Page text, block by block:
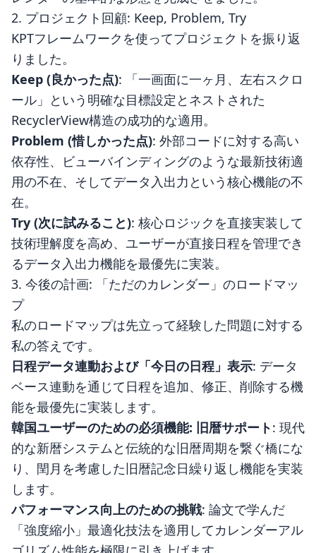
2. プロジェクト回顧: Keep, Problem, Try
KPTフレームワークを使ってプロジェクトを振り返
りました。
Keep (良かった点): 「一画面に一ヶ月、左右スクロ
ール」という明確な目標設定とネストされた
RecyclerView構造の成功的な適用。
Problem (惜しかった点): 外部コードに対する高い
依存性、ビューバインディングのような最新技術適
用の不在、そしてデータ入出力という核心機能の不
在。
Try (次に試みること): 核心ロジックを直接実装して
技術理解度を高め、ユーザーが直接日程を管理でき
るデータ入出力機能を最優先に実装。
3. 今後の計画: 「ただのカレンダー」のロードマッ
プ
私のロードマップは先立って経験した問題に対する
私の答えです。
日程データ連動および「今日の日程」表示: データ
ベース連動を通じて日程を追加、修正、削除する機
能を最優先に実装します。
韓国ユーザーのための必須機能: 旧暦サポート: 現代
的な新暦システムと伝統的な旧暦周期を繋ぐ橋にな
り、閏月を考慮した旧暦記念日繰り返し機能を実装
します。
パフォーマンス向上のための挑戦: 論文で学んだ
「強度縮小」最適化技法を適用してカレンダーアル